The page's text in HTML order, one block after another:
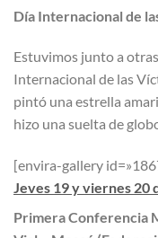
Día Internacional de
Estuvimos junto a
Internacional de las
pintó una estrella
hizo una suelta de
[envira-gallery
Jeves 19 y viernes 20
Primera Conferencia